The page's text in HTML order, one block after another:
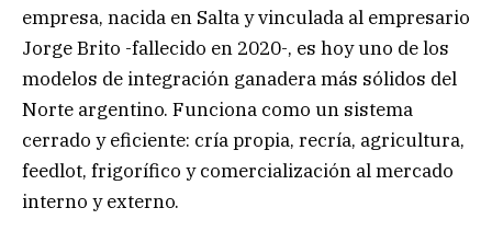
empresa, nacida en Salta y vinculada al empresario
Jorge Brito -fallecido en 2020-, es hoy uno de los
modelos de integración ganadera más sólidos del
Norte argentino. Funciona como un sistema
cerrado y eficiente: cría propia, recría, agricultura,
feedlot, frigorífico y comercialización al mercado
interno y externo.